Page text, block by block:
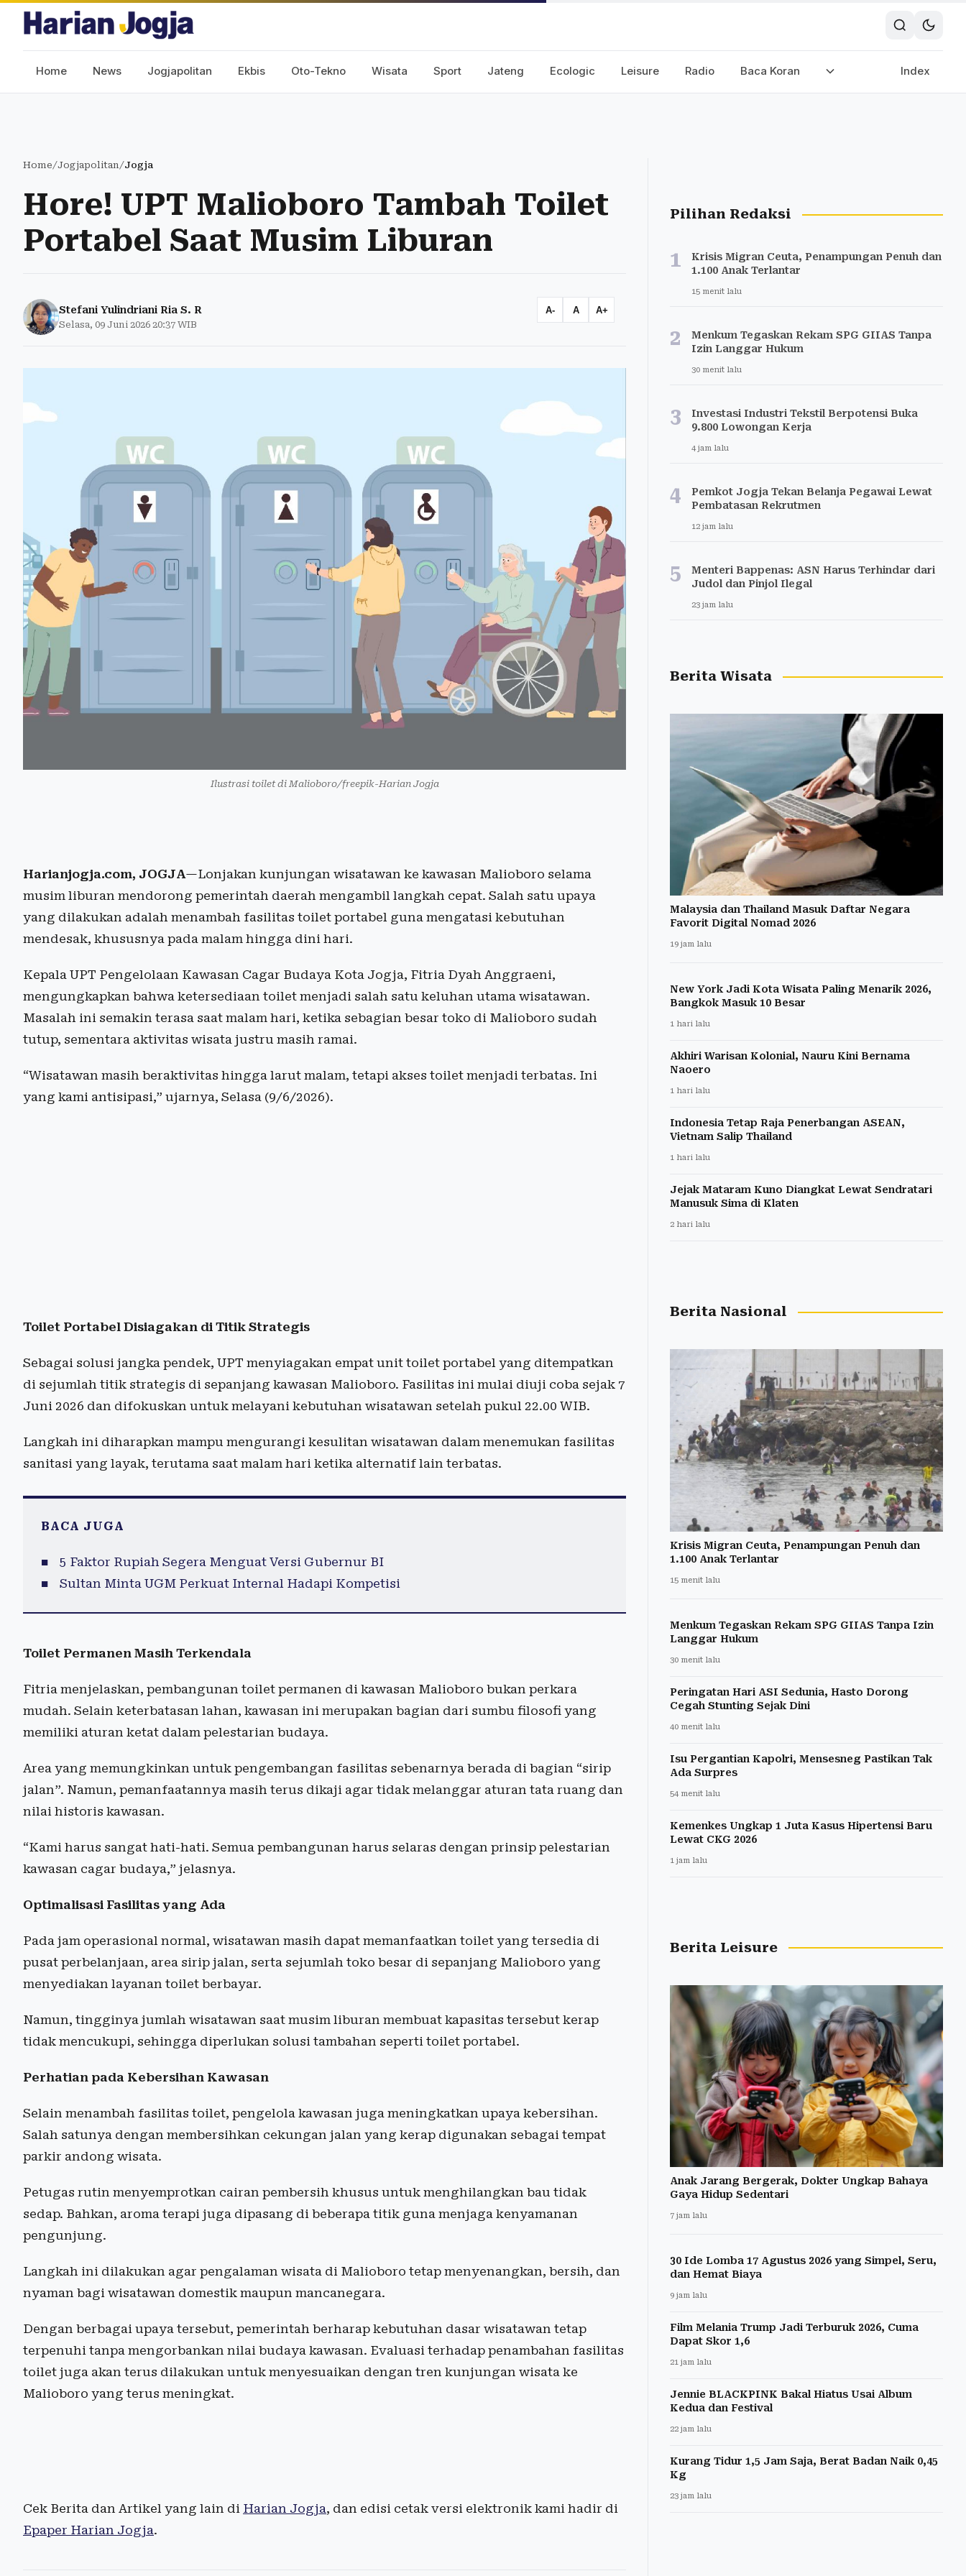
Home News Jogjapolitan Ekbis Oto-Tekno Wisata Sport Jateng Ecologic Leisure Radio Baca Koran Index
Home/Jogjapolitan/Jogja
Hore! UPT Malioboro Tambah Toilet
Portabel Saat Musim Liburan
Stefani Yulindriani Ria S. R
Selasa, 09 Juni 2026 20:37 WIB
A- A A+
Ilustrasi toilet di Malioboro/freepik-Harian Jogja
Harianjogja.com, JOGJA—Lonjakan kunjungan wisatawan ke kawasan Malioboro selama
musim liburan mendorong pemerintah daerah mengambil langkah cepat. Salah satu upaya
yang dilakukan adalah menambah fasilitas toilet portabel guna mengatasi kebutuhan
mendesak, khususnya pada malam hingga dini hari.
Kepala UPT Pengelolaan Kawasan Cagar Budaya Kota Jogja, Fitria Dyah Anggraeni,
mengungkapkan bahwa ketersediaan toilet menjadi salah satu keluhan utama wisatawan.
Masalah ini semakin terasa saat malam hari, ketika sebagian besar toko di Malioboro sudah
tutup, sementara aktivitas wisata justru masih ramai.
“Wisatawan masih beraktivitas hingga larut malam, tetapi akses toilet menjadi terbatas. Ini
yang kami antisipasi,” ujarnya, Selasa (9/6/2026).
Toilet Portabel Disiagakan di Titik Strategis
Sebagai solusi jangka pendek, UPT menyiagakan empat unit toilet portabel yang ditempatkan
di sejumlah titik strategis di sepanjang kawasan Malioboro. Fasilitas ini mulai diuji coba sejak 7
Juni 2026 dan difokuskan untuk melayani kebutuhan wisatawan setelah pukul 22.00 WIB.
Langkah ini diharapkan mampu mengurangi kesulitan wisatawan dalam menemukan fasilitas
sanitasi yang layak, terutama saat malam hari ketika alternatif lain terbatas.
BACA JUGA
5 Faktor Rupiah Segera Menguat Versi Gubernur BI
Sultan Minta UGM Perkuat Internal Hadapi Kompetisi
Toilet Permanen Masih Terkendala
Fitria menjelaskan, pembangunan toilet permanen di kawasan Malioboro bukan perkara
mudah. Selain keterbatasan lahan, kawasan ini merupakan bagian dari sumbu filosofi yang
memiliki aturan ketat dalam pelestarian budaya.
Area yang memungkinkan untuk pengembangan fasilitas sebenarnya berada di bagian “sirip
jalan”. Namun, pemanfaatannya masih terus dikaji agar tidak melanggar aturan tata ruang dan
nilai historis kawasan.
“Kami harus sangat hati-hati. Semua pembangunan harus selaras dengan prinsip pelestarian
kawasan cagar budaya,” jelasnya.
Optimalisasi Fasilitas yang Ada
Pada jam operasional normal, wisatawan masih dapat memanfaatkan toilet yang tersedia di
pusat perbelanjaan, area sirip jalan, serta sejumlah toko besar di sepanjang Malioboro yang
menyediakan layanan toilet berbayar.
Namun, tingginya jumlah wisatawan saat musim liburan membuat kapasitas tersebut kerap
tidak mencukupi, sehingga diperlukan solusi tambahan seperti toilet portabel.
Perhatian pada Kebersihan Kawasan
Selain menambah fasilitas toilet, pengelola kawasan juga meningkatkan upaya kebersihan.
Salah satunya dengan membersihkan cekungan jalan yang kerap digunakan sebagai tempat
parkir andong wisata.
Petugas rutin menyemprotkan cairan pembersih khusus untuk menghilangkan bau tidak
sedap. Bahkan, aroma terapi juga dipasang di beberapa titik guna menjaga kenyamanan
pengunjung.
Langkah ini dilakukan agar pengalaman wisata di Malioboro tetap menyenangkan, bersih, dan
nyaman bagi wisatawan domestik maupun mancanegara.
Dengan berbagai upaya tersebut, pemerintah berharap kebutuhan dasar wisatawan tetap
terpenuhi tanpa mengorbankan nilai budaya kawasan. Evaluasi terhadap penambahan fasilitas
toilet juga akan terus dilakukan untuk menyesuaikan dengan tren kunjungan wisata ke
Malioboro yang terus meningkat.
Cek Berita dan Artikel yang lain di Harian Jogja, dan edisi cetak versi elektronik kami hadir di
Epaper Harian Jogja.
Pilihan Redaksi
1
Krisis Migran Ceuta, Penampungan Penuh dan
1.100 Anak Terlantar
15 menit lalu
2
Menkum Tegaskan Rekam SPG GIIAS Tanpa
Izin Langgar Hukum
30 menit lalu
3
Investasi Industri Tekstil Berpotensi Buka
9.800 Lowongan Kerja
4 jam lalu
4
Pemkot Jogja Tekan Belanja Pegawai Lewat
Pembatasan Rekrutmen
12 jam lalu
5
Menteri Bappenas: ASN Harus Terhindar dari
Judol dan Pinjol Ilegal
23 jam lalu
Berita Wisata
Malaysia dan Thailand Masuk Daftar Negara
Favorit Digital Nomad 2026
19 jam lalu
New York Jadi Kota Wisata Paling Menarik 2026,
Bangkok Masuk 10 Besar
1 hari lalu
Akhiri Warisan Kolonial, Nauru Kini Bernama
Naoero
1 hari lalu
Indonesia Tetap Raja Penerbangan ASEAN,
Vietnam Salip Thailand
1 hari lalu
Jejak Mataram Kuno Diangkat Lewat Sendratari
Manusuk Sima di Klaten
2 hari lalu
Berita Nasional
Krisis Migran Ceuta, Penampungan Penuh dan
1.100 Anak Terlantar
15 menit lalu
Menkum Tegaskan Rekam SPG GIIAS Tanpa Izin
Langgar Hukum
30 menit lalu
Peringatan Hari ASI Sedunia, Hasto Dorong
Cegah Stunting Sejak Dini
40 menit lalu
Isu Pergantian Kapolri, Mensesneg Pastikan Tak
Ada Surpres
54 menit lalu
Kemenkes Ungkap 1 Juta Kasus Hipertensi Baru
Lewat CKG 2026
1 jam lalu
Berita Leisure
Anak Jarang Bergerak, Dokter Ungkap Bahaya
Gaya Hidup Sedentari
7 jam lalu
30 Ide Lomba 17 Agustus 2026 yang Simpel, Seru,
dan Hemat Biaya
9 jam lalu
Film Melania Trump Jadi Terburuk 2026, Cuma
Dapat Skor 1,6
21 jam lalu
Jennie BLACKPINK Bakal Hiatus Usai Album
Kedua dan Festival
22 jam lalu
Kurang Tidur 1,5 Jam Saja, Berat Badan Naik 0,45
Kg
23 jam lalu